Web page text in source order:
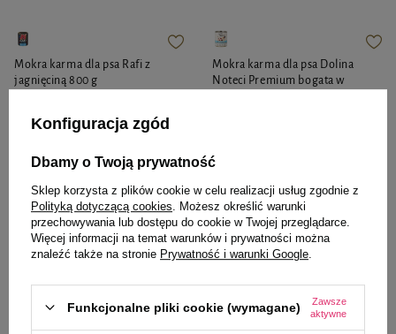
Mokra karma dla psa Rafi z
jagnięciną 800 g
8,39 zł 10,49 zł / kg
- +
Do koszyka
Mokra karma dla psa Dolina
Noteci Premium bogata w
Najniższa cena z 30 dni przed
obniżką 14,99 zł -33%
9,99 zł
-
Do koszyka
Konfiguracja zgód
Dbamy o Twoją prywatność
Sklep korzysta z plików cookie w celu realizacji usług zgodnie z
Polityką dotyczącą cookies . Możesz określić warunki
przechowywania lub dostępu do cookie w Twojej przeglądarce.
Więcej informacji na temat warunków i prywatności można
znaleźć także na stronie Prywatność i warunki Google
Funkcjonalne pliki cookie (wymagane)
Zawsze
aktywne